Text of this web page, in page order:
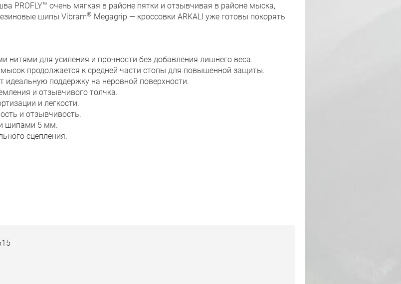
PROFLY™ очень мягкая в районе пятки и отзывчивая в районе мыска,
шипы Vibram® Megagrip — кроссовки ARKALI уже готовы покорять
нитями для усиления и прочности без добавления лишнего веса.
продолжается к средней части стопы для повышенной защиты.
идеальную поддержку на неровной поверхности.
и отзывчивого толчка.
и легкости.
и отзывчивость.
шипами 5 мм.
сцепления.